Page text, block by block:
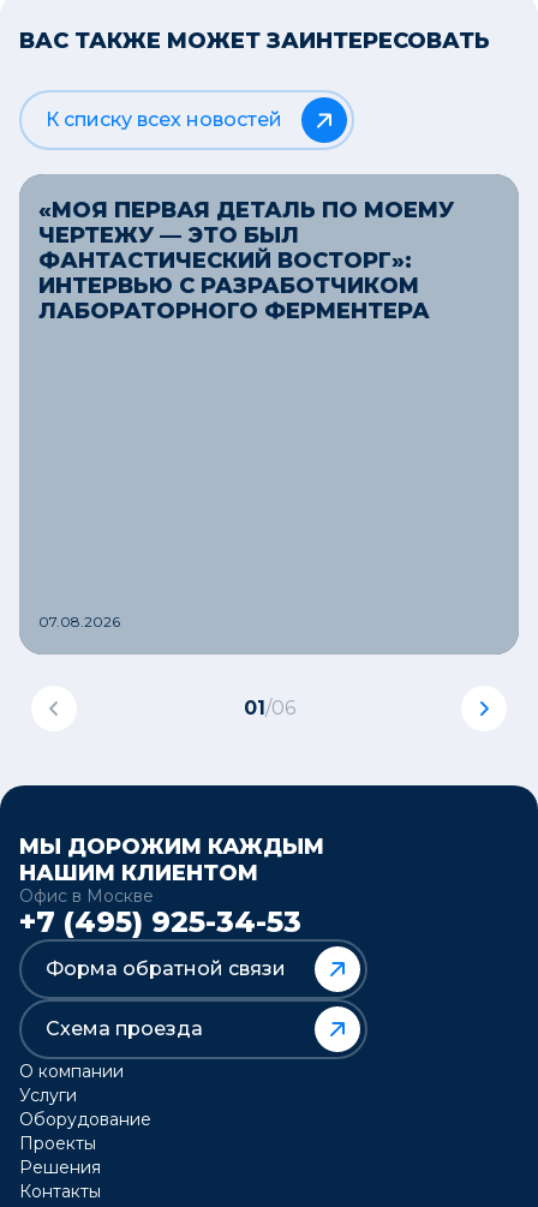
ВАС ТАКЖЕ МОЖЕТ ЗАИНТЕРЕСОВАТЬ
К списку всех новостей
«МОЯ ПЕРВАЯ ДЕТАЛЬ ПО МОЕМУ
ЧЕРТЕЖУ — ЭТО БЫЛ
ФАНТАСТИЧЕСКИЙ ВОСТОРГ»:
ИНТЕРВЬЮ С РАЗРАБОТЧИКОМ
ЛАБОРАТОРНОГО ФЕРМЕНТЕРА
07.08.2026
01/06
МЫ ДОРОЖИМ КАЖДЫМ
НАШИМ КЛИЕНТОМ
Офис в Москве
+7 (495) 925-34-53
Форма обратной связи
Схема проезда
О компании
Услуги
Оборудование
Проекты
Решения
Контакты